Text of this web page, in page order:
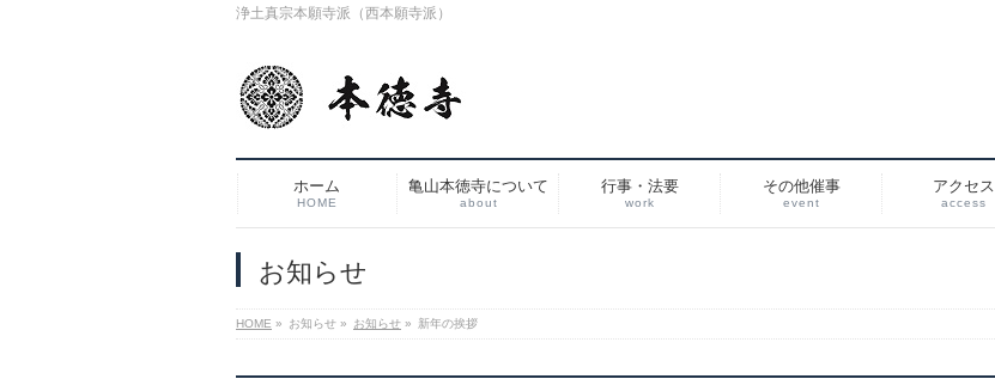
浄土真宗本願寺派（西本願寺派）
ホーム
HOME
亀山本徳寺について
about
行事・法要
work
その他催事
event
アクセス
access
お知らせ
HOME » お知らせ » お知らせ » 新年の挨拶